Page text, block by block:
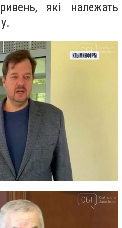
які належать